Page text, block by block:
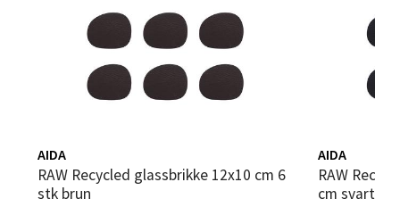
AIDA
RAW Recycled glassbrikke 12x10 cm 6
stk brun
AIDA
RAW Recycled buffalo coaster 12x10
cm svart
Torgbakken 2, 5401 Stord
Åpent i dag 10-17
0 i butikk